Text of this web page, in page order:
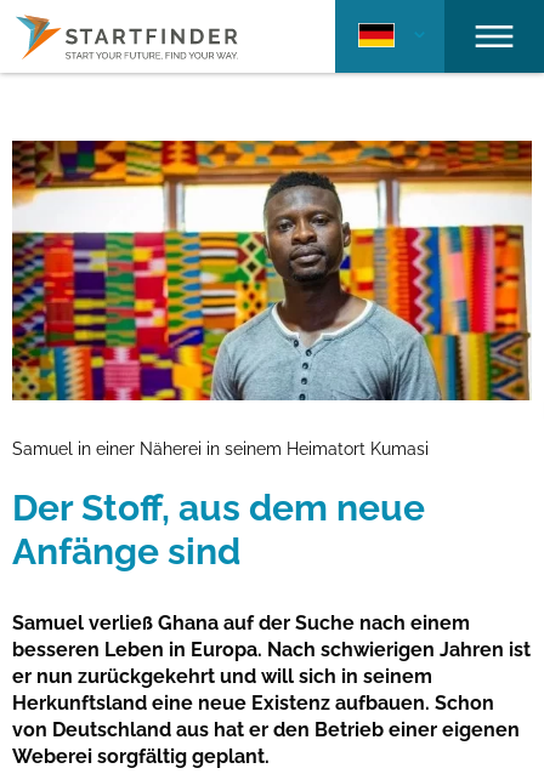
Samuel in einer Näherei in seinem Heimatort Kumasi
Der Stoff, aus dem neue
Anfänge sind
Samuel verließ Ghana auf der Suche nach einem
besseren Leben in Europa. Nach schwierigen Jahren ist
er nun zurückgekehrt und will sich in seinem
Herkunftsland eine neue Existenz aufbauen. Schon
von Deutschland aus hat er den Betrieb einer eigenen
Weberei sorgfältig geplant.